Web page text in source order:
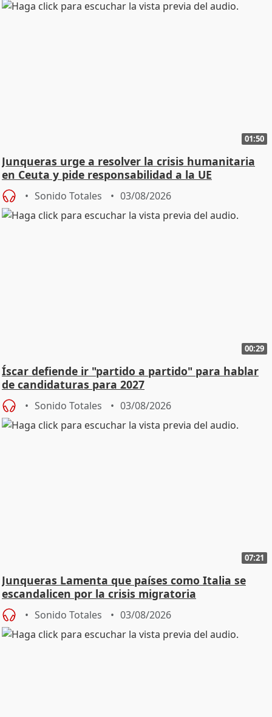
01:50
Junqueras urge a resolver la crisis humanitaria
en Ceuta y pide responsabilidad a la UE
Sonido Totales 03/08/2026
00:29
Íscar defiende ir "partido a partido" para hablar
de candidaturas para 2027
Sonido Totales 03/08/2026
07:21
Junqueras Lamenta que países como Italia se
escandalicen por la crisis migratoria
Sonido Totales 03/08/2026